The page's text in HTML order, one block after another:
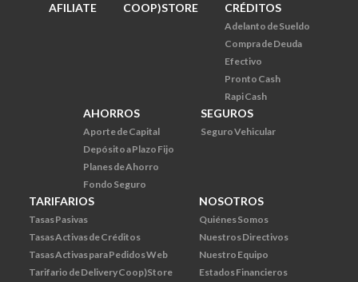
AFILIATE COOP)STORE CRÉDITOS
Adelanto de Sueldo
Compra de Deuda
Efectivo
Pronto Cash
Rapi Cash
AHORROS
Aporte de Capital
Depósito a Plazo Fijo
Planes de Ahorro
Fondo Seguro
SEGUROS
Seguro Vehicular
TARIFARIOS
Tasas Pasivas
Tasas Activas de Créditos
Tasas Activas para Pedidos Web
Tarifario de Delivery Coop)Store
NOSOTROS
Quiénes Somos
Nuestros Directivos
Nuestro Equipo
Estados Financieros